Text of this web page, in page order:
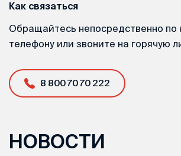
Как связаться
Обращайтесь непосредственно по
телефону или звоните на горячую
8 800 70 70 222
НОВОСТИ